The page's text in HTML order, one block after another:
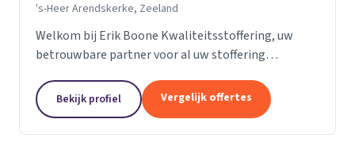
's-Heer Arendskerke, Zeeland
Welkom bij Erik Boone Kwaliteitsstoffering, uw
betrouwbare partner voor al uw stoffering
gespecialiseerd in de stoffering van vloeren en alle
soorten...
Bekijk profiel Vergelijk offertes